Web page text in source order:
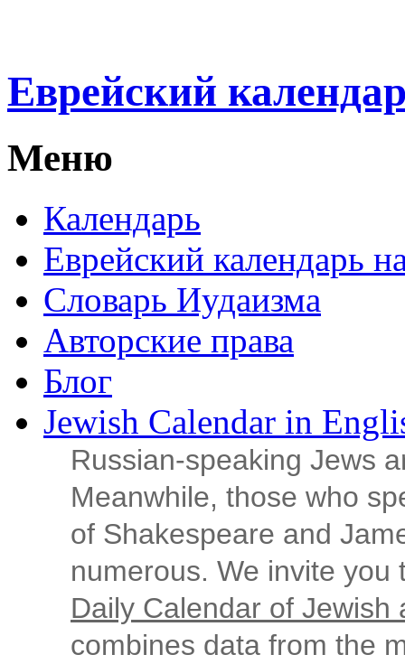
Еврейский
Меню
Календарь
Еврейский календарь
Словарь Иудаизма
Авторские права
Блог
Jewish Calendar in
Russian‑speaking Jews
Meanwhile, those who
of Shakespeare and
numerous. We invite
Daily Calendar of Jewish
combines data from the